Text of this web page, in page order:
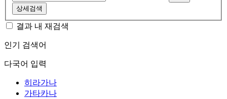
상세검색
결과 내 재검색
인기 검색어
다국어 입력
히라가나
가타카나